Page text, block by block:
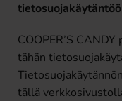
COOPER’S
tähän
tällä